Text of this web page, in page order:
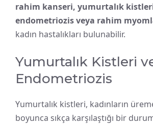
rahim kanseri, yumurtalık
endometriozis veya rahim
kadın hastalıkları bulunabilir.
Yumurtalık Kistleri
Endometriozis
Yumurtalık kistleri, kadınların
boyunca sıkça karşılaştığı bir